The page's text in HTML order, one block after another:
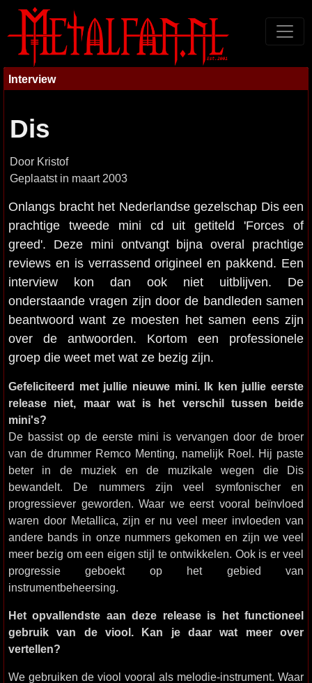
Interview
Dis
Door Kristof
Geplaatst in maart 2003
Onlangs bracht het Nederlandse gezelschap Dis een
prachtige tweede mini cd uit getiteld 'Forces of
greed'. Deze mini ontvangt bijna overal prachtige
reviews en is verrassend origineel en pakkend. Een
interview kon dan ook niet uitblijven. De
onderstaande vragen zijn door de bandleden samen
beantwoord want ze moesten het samen eens zijn
over de antwoorden. Kortom een professionele
groep die weet met wat ze bezig zijn.
Gefeliciteerd met jullie nieuwe mini. Ik ken jullie eerste
release niet, maar wat is het verschil tussen beide
mini's?
De bassist op de eerste mini is vervangen door de broer
van de drummer Remco Menting, namelijk Roel. Hij paste
beter in de muziek en de muzikale wegen die Dis
bewandelt. De nummers zijn veel symfonischer en
progressiever geworden. Waar we eerst vooral beïnvloed
waren door Metallica, zijn er nu veel meer invloeden van
andere bands in onze nummers gekomen en zijn we veel
meer bezig om een eigen stijl te ontwikkelen. Ook is er veel
progressie geboekt op het gebied van
instrumentbeheersing.
Het opvallendste aan deze release is het functioneel
gebruik van de viool. Kan je daar wat meer over
vertellen?
We gebruiken de viool vooral als melodie-instrument. Waar